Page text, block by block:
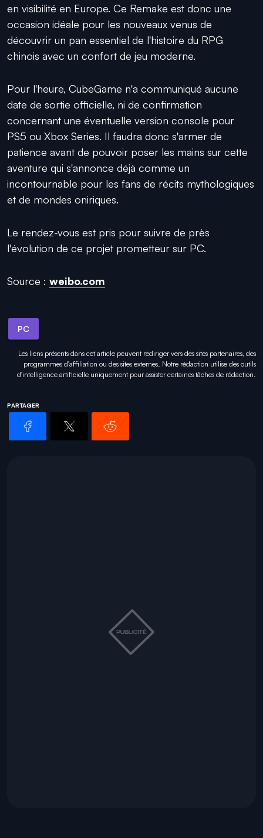
en visibilité en Europe. Ce Remake est donc une
occasion idéale pour les nouveaux venus de
découvrir un pan essentiel de l'histoire du RPG
chinois avec un confort de jeu moderne.
Pour l'heure, CubeGame n'a communiqué aucune
date de sortie officielle, ni de confirmation
concernant une éventuelle version console pour
PS5 ou Xbox Series. Il faudra donc s'armer de
patience avant de pouvoir poser les mains sur cette
aventure qui s'annonce déjà comme un
incontournable pour les fans de récits mythologiques
et de mondes oniriques.
Le rendez-vous est pris pour suivre de près
l'évolution de ce projet prometteur sur PC.
Source : weibo.com
PC
Les liens présents dans cet article peuvent rediriger vers des sites partenaires, des
programmes d'affiliation ou des sites externes. Notre rédaction utilise des outils
d'intelligence artificielle uniquement pourassister certaines tâches de rédaction.
PARTAGER